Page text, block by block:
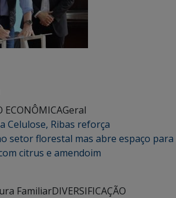
ECONÔMICAGeral
Celulose, Ribas reforça
setor florestal mas abre espaço para
citrus e amendoim
FamiliarDIVERSIFICAÇÃO